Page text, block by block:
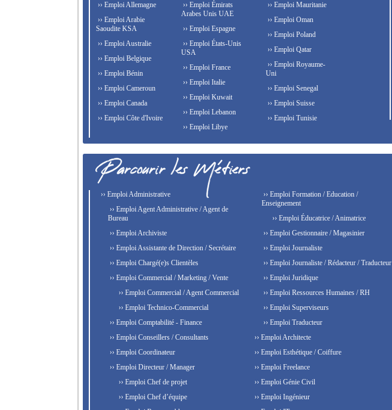
›› Emploi Allemagne
›› Emploi Arabie
Saoudite KSA
›› Emploi Australie
›› Emploi Belgique
›› Emploi Bénin
›› Emploi Cameroun
›› Emploi Canada
›› Emploi Côte d'Ivoire
›› Emploi Émirats
Arabes Unis UAE
›› Emploi Espagne
›› Emploi États-Unis
USA
›› Emploi France
›› Emploi Italie
›› Emploi Kuwait
›› Emploi Lebanon
›› Emploi Libye
›› Emploi Mauritanie
›› Emploi Oman
›› Emploi Poland
›› Emploi Qatar
›› Emploi Royaume-
Uni
›› Emploi Senegal
›› Emploi Suisse
›› Emploi Tunisie
›› Emploi Administrative
›› Emploi Agent Administrative / Agent de
Bureau
›› Emploi Archiviste
›› Emploi Assistante de Direction / Secrétaire
›› Emploi Chargé(e)s Clientèles
›› Emploi Commercial / Marketing / Vente
›› Emploi Commercial / Agent Commercial
›› Emploi Technico-Commercial
›› Emploi Comptabilité - Finance
›› Emploi Conseillers / Consultants
›› Emploi Coordinateur
›› Emploi Directeur / Manager
›› Emploi Chef de projet
›› Emploi Chef d’équipe
›› Emploi Formation / Education /
Enseignement
›› Emploi Éducatrice / Animatrice
›› Emploi Gestionnaire / Magasinier
›› Emploi Journaliste
›› Emploi Journaliste / Rédacteur / Traducteur
›› Emploi Juridique
›› Emploi Ressources Humaines / RH
›› Emploi Superviseurs
›› Emploi Traducteur
›› Emploi Architecte
›› Emploi Esthétique / Coiffure
›› Emploi Freelance
›› Emploi Génie Civil
›› Emploi Ingénieur